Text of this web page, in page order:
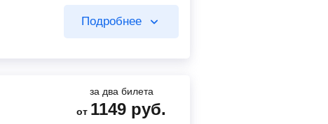
499 руб.
Подробнее
за два билета
от 1149 руб.